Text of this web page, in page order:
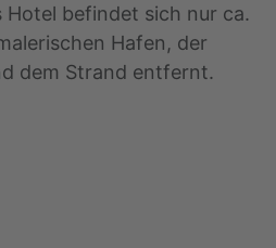
Hotel befindet sich nur ca.
Hafen, der
dem Strand entfernt.